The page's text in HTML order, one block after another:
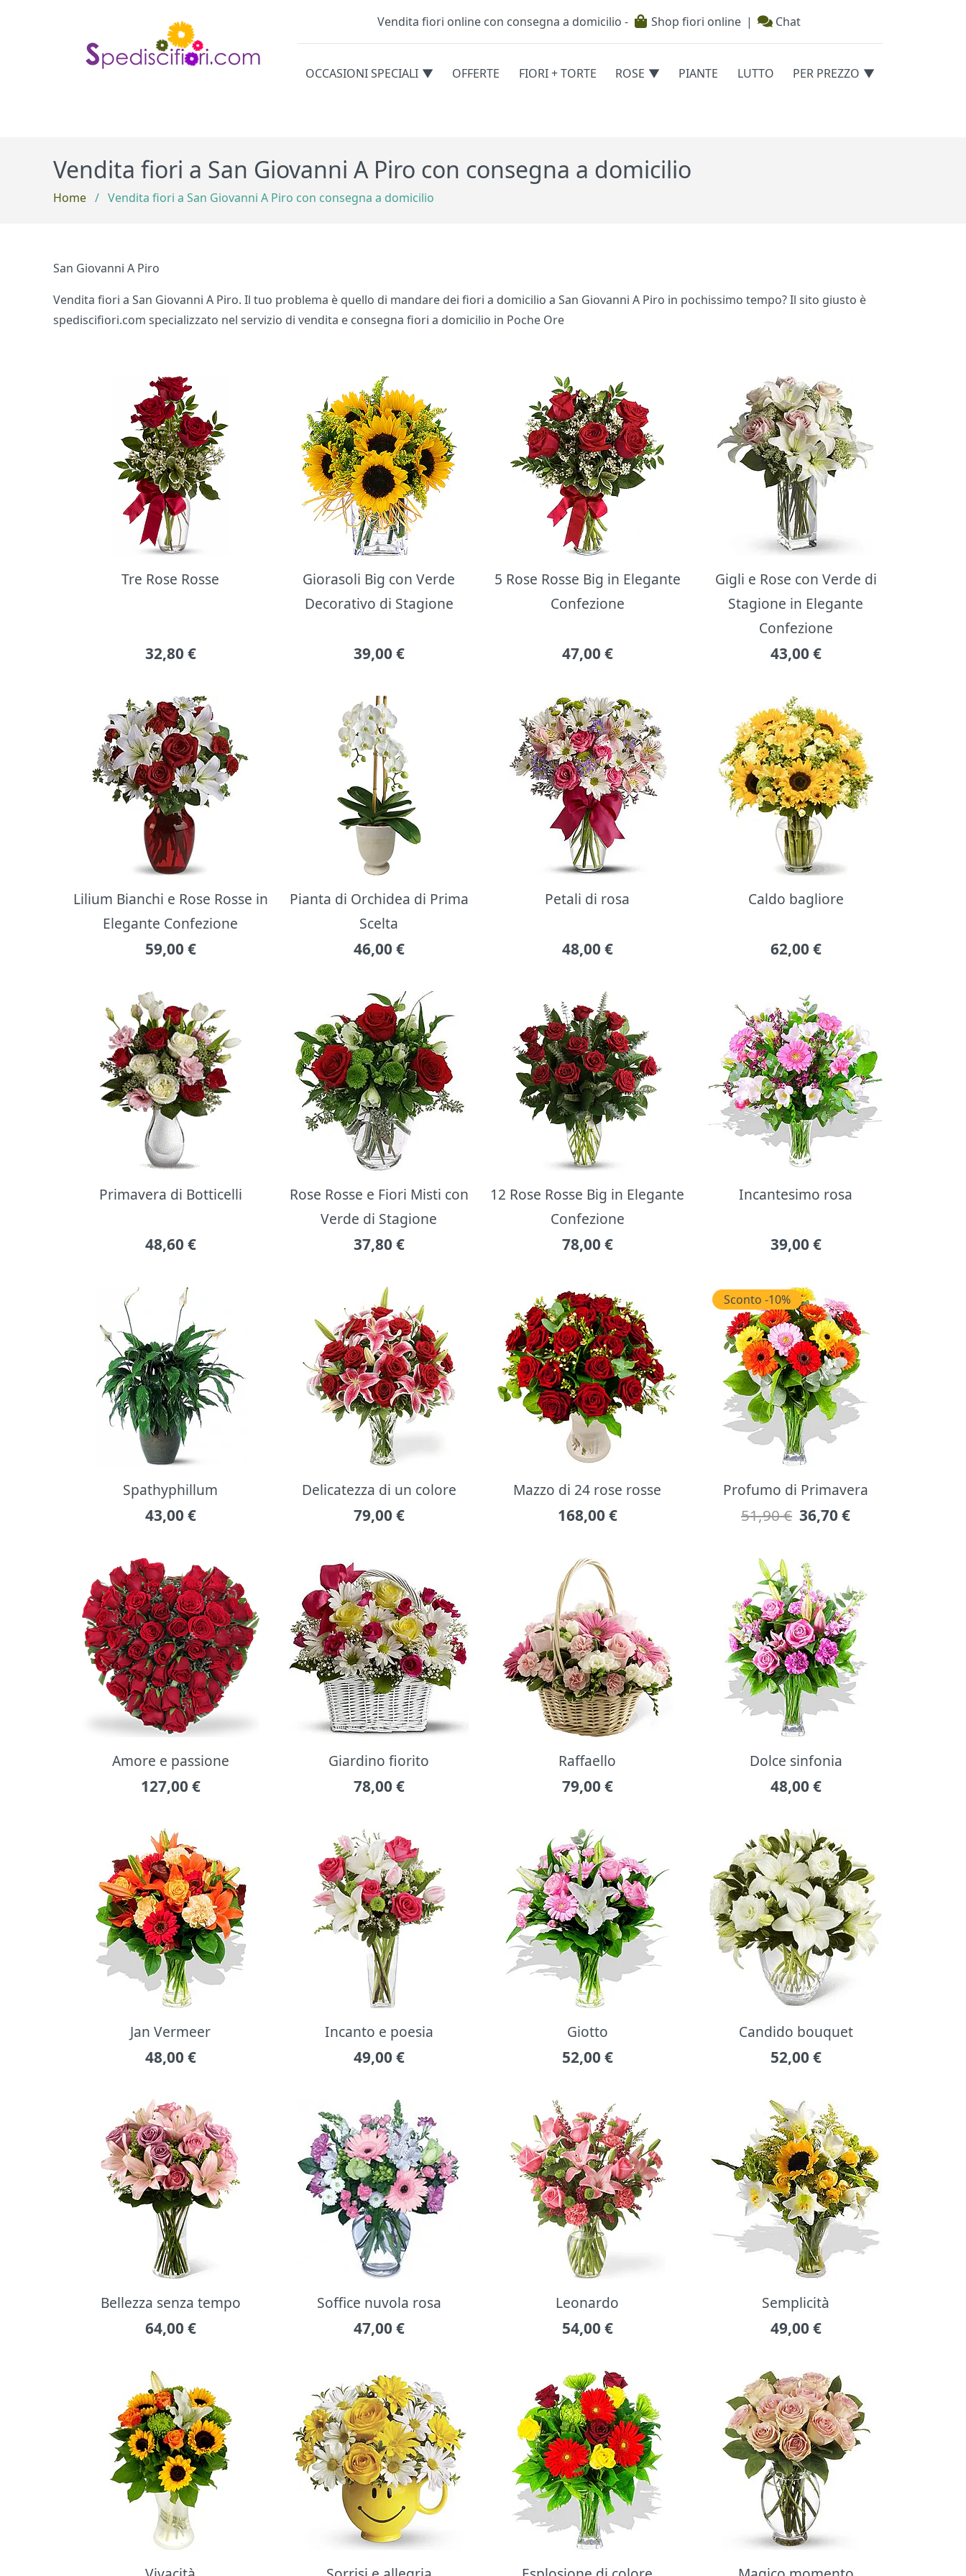
Testata
Vendita fiori online con consegna a domicilio - Shop fiori online | Chat
Categorie
OCCASIONI SPECIALI OFFERTE FIORI + TORTE ROSE PIANTE LUTTO PER PREZZO
Vendita fiori a San Giovanni A Piro con consegna a domicilio
Home / Vendita fiori a San Giovanni A Piro con consegna a domicilio
San Giovanni A Piro
Vendita fiori a San Giovanni A Piro. Il tuo problema è quello di mandare dei fiori a domicilio a San Giovanni A Piro in pochissimo tempo? Il sito giusto è
spediscifiori.com specializzato nel servizio di vendita e consegna fiori a domicilio in Poche Ore
Bouquet di fiori
Tre Rose Rosse
32,80 €
Giorasoli Big con Verde
Decorativo di Stagione
39,00 €
5 Rose Rosse Big in Elegante
Confezione
47,00 €
Gigli e Rose con Verde di
Stagione in Elegante
Confezione
43,00 €
Lilium Bianchi e Rose Rosse in
Elegante Confezione
59,00 €
Pianta di Orchidea di Prima
Scelta
46,00 €
Petali di rosa
48,00 €
Caldo bagliore
62,00 €
Primavera di Botticelli
48,60 €
Rose Rosse e Fiori Misti con
Verde di Stagione
37,80 €
12 Rose Rosse Big in Elegante
Confezione
78,00 €
Incantesimo rosa
39,00 €
Spathyphillum
43,00 €
Delicatezza di un colore
79,00 €
Mazzo di 24 rose rosse
168,00 €
Profumo di Primavera
51,90 € 36,70 €
Sconto -10%
Amore e passione
127,00 €
Giardino fiorito
78,00 €
Raffaello
79,00 €
Dolce sinfonia
48,00 €
Jan Vermeer
48,00 €
Incanto e poesia
49,00 €
Giotto
52,00 €
Candido bouquet
52,00 €
Bellezza senza tempo
64,00 €
Soffice nuvola rosa
47,00 €
Leonardo
54,00 €
Semplicità
49,00 €